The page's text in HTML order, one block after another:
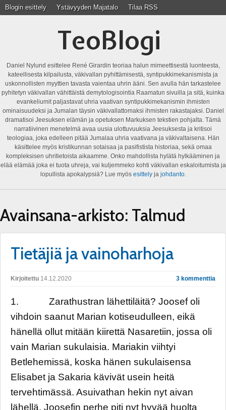
Blogin esittely Ystävyyden Majatalo Tilaa RSS
TeoBlogi
Daniel Nylund esittelee René Girardin teoriaa halun mimeettisestä luonteesta,
kateellisesta kilpailusta, väkivallan pyhittämisestä, syntipukkimekanismista ja
uskonnollisten myyttien tavasta vaientaa uhrin ääni. Sen avulla hän tarkastelee
pyhitetyn väkivallan vähittäistä demytologisointia Raamatun sivuilla ja sitä, kuinka
evankeliumit paljastavat uhria vaativan syntipukkimekanismin ihmisten
ominaisuudeksi ja Jumalan täysin väkivallattomaksi ihmisten rakastajaksi. Daniel
dramatisoi Jeesuksen elämän ja opetuksen Markuksen tekstien pohjalta. Tämä
narratiivinen menetelmä avaa uusia ulottuvuuksia Jeesuksesta ja kritisoi
teologiaa, joka edelleen pitää Jumalaa uhria vaativana ja väkivaltaisena. Hän
käsittelee myös kristikunnan sotaisaa ja pasifistista historiaa, sekä omaa
kompleksisen uhritietoista aikaamme. Onko mahdollista hylätä hylkääminen ja
elää elämää joka ei tuota uhreja, vai kuljemmeko kohti väkivallan eskaloitumista ja
lopullista apokalypsiä? Lue myös esittelyja johdanto.
Avainsana-arkisto: Talmud
Tietäjiä ja vainoharhoja
Kirjoitettu 14.12.2020 3 kommenttia
1. Zarathustran lähettiläitä? Joosef oli
vihdoin saanut Marian kotiseudulleen, eikä
hänellä ollut mitään kiirettä Nasaretiin, jossa oli
vain Marian sukulaisia. Mariakin viihtyi
Betlehemissä, koska hänen sukulaisensa
Elisabet ja Sakaria kävivät usein heitä
tervehtimässä. Asuivathan hekin nyt aivan
lähellä. Joosefin perhe piti nyt hyvää huolta